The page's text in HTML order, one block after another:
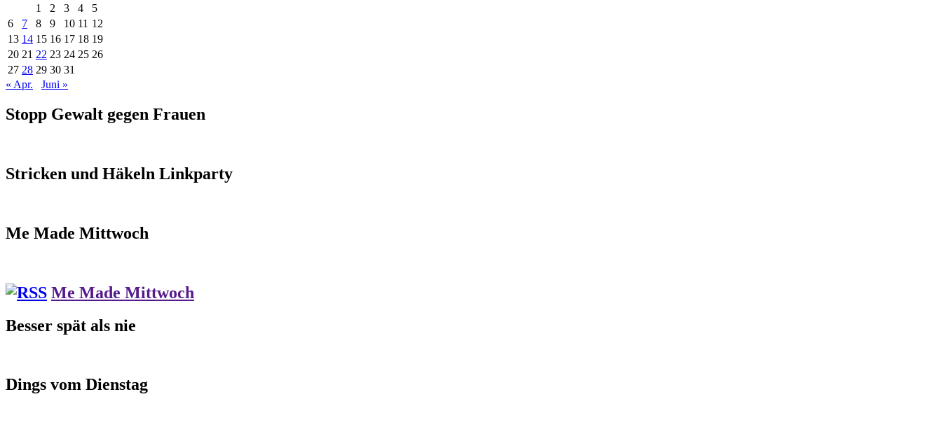
1
2 3 4
5
6
7 8 9 10 11 12
13 14 15 16 17 18 19
20 21 22 23 24 25 26
27 28 29 30 31
« Apr.
Juni »
Stopp Gewalt gegen Frauen
Stricken und Häkeln Linkparty
Me Made Mittwoch
Me Made Mittwoch
Besser spät als nie
Dings vom Dienstag